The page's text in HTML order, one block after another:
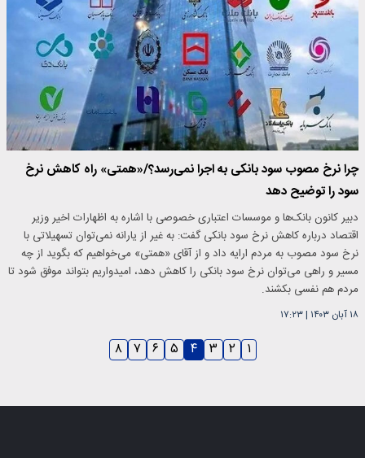
چرا نرخ مصوب سود بانکی به اجرا نمی‌رسد؟/«همتی» راه کاهش نرخ
سود را توضیح دهد
دبیر کانون بانک‌ها و موسسات اعتباری خصوصی با اشاره به اظهارات اخیر وزیر
اقتصاد درباره کاهش نرخ سود بانکی گفت: به غیر از یارانه نمی‌توان تسهیلاتی با
نرخ سود مصوب به مردم ارایه داد و از آقای «همتی» می‌خواهیم که بگوید از چه
مسیر و راهی می‌توان نرخ سود بانکی را کاهش دهد، امیدواریم بتواند موفق شود تا
مردم هم نفسی بکشند.
۱۸ آبان ۱۴۰۳ |۱۷:۲۳
۱ ۲ ۳ ۴ ۵ ۶ ۷ ۸